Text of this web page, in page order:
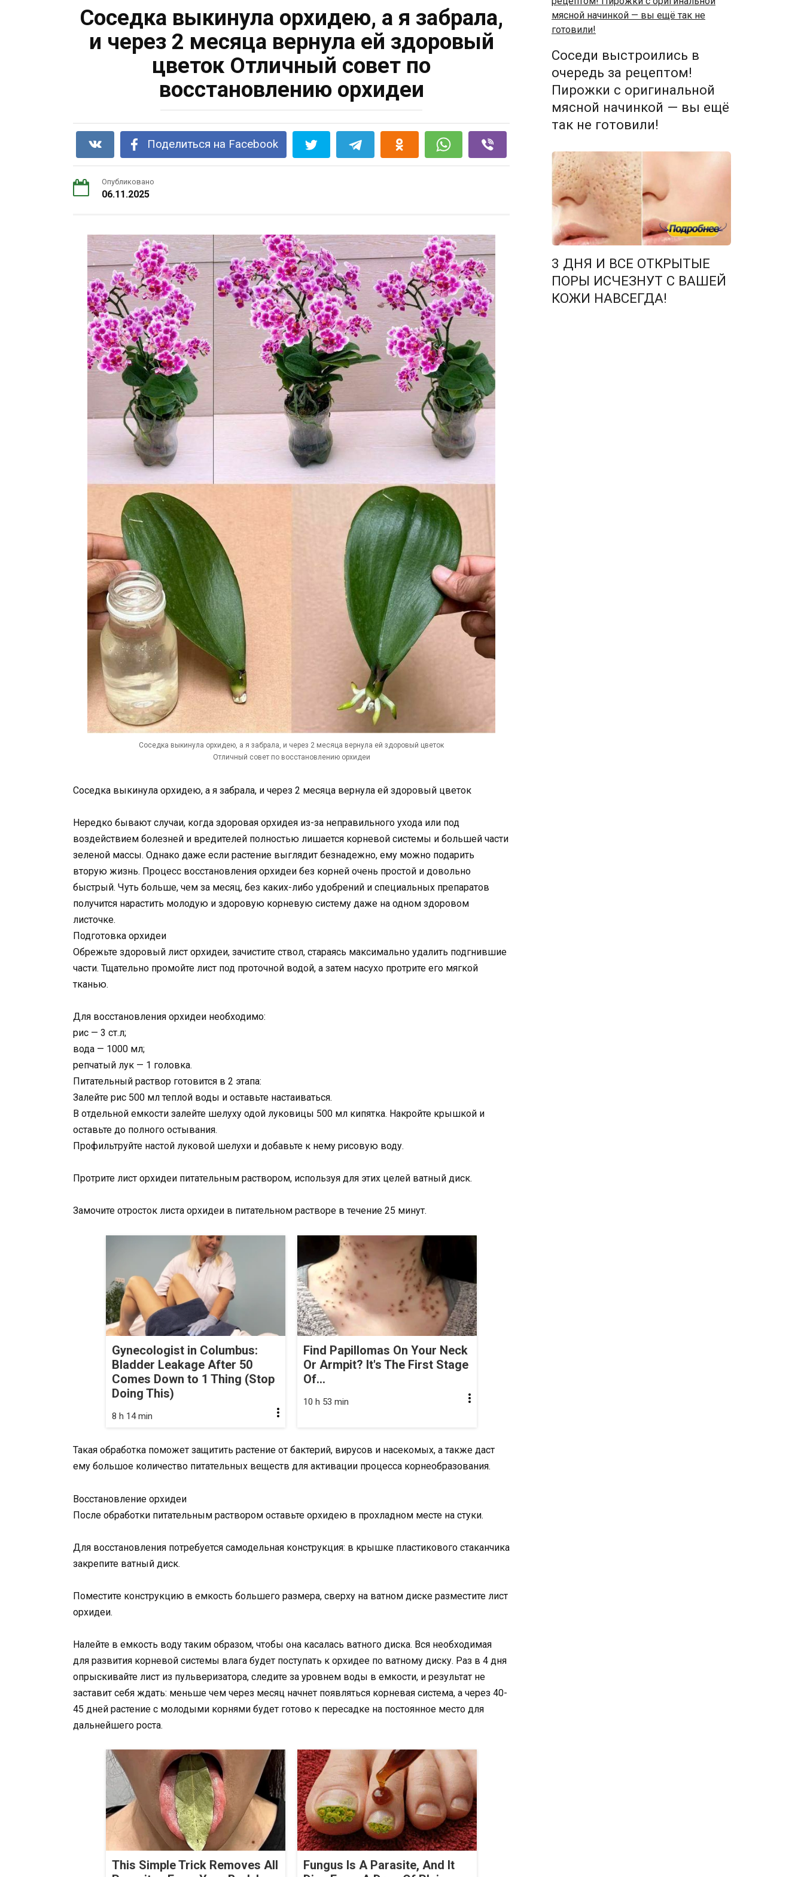
Соседка выкинула орхидею, а я забрала,
и через 2 месяца вернула ей здоровый
цветок Отличный совет по
восстановлению орхидеи
Поделиться на Facebook
Опубликовано
06.11.2025
Соседка выкинула орхидею, а я забрала, и через 2 месяца вернула ей здоровый цветок
Отличный совет по восстановлению орхидеи
Соседка выкинула орхидею, а я забрала, и через 2 месяца вернула ей здоровый цветок
Нередко бывают случаи, когда здоровая орхидея из-за неправильного ухода или под
воздействием болезней и вредителей полностью лишается корневой системы и большей части
зеленой массы. Однако даже если растение выглядит безнадежно, ему можно подарить
вторую жизнь. Процесс восстановления орхидеи без корней очень простой и довольно
быстрый. Чуть больше, чем за месяц, без каких-либо удобрений и специальных препаратов
получится нарастить молодую и здоровую корневую систему даже на одном здоровом
листочке.
Подготовка орхидеи
Обрежьте здоровый лист орхидеи, зачистите ствол, стараясь максимально удалить подгнившие
части. Тщательно промойте лист под проточной водой, а затем насухо протрите его мягкой
тканью.
Для восстановления орхидеи необходимо:
рис — 3 ст.л;
вода — 1000 мл;
репчатый лук — 1 головка.
Питательный раствор готовится в 2 этапа:
Залейте рис 500 мл теплой воды и оставьте настаиваться.
В отдельной емкости залейте шелуху одой луковицы 500 мл кипятка. Накройте крышкой и
оставьте до полного остывания.
Профильтруйте настой луковой шелухи и добавьте к нему рисовую воду.
Протрите лист орхидеи питательным раствором, используя для этих целей ватный диск.
Замочите отросток листа орхидеи в питательном растворе в течение 25 минут.
Gynecologist in Columbus:
Bladder Leakage After 50
Comes Down to 1 Thing (Stop
Doing This)
8 h 14 min
Find Papillomas On Your Neck
Or Armpit? It's The First Stage
Of...
10 h 53 min
Такая обработка поможет защитить растение от бактерий, вирусов и насекомых, а также даст
ему большое количество питательных веществ для активации процесса корнеобразования.
Восстановление орхидеи
После обработки питательным раствором оставьте орхидею в прохладном месте на стуки.
Для восстановления потребуется самодельная конструкция: в крышке пластикового стаканчика
закрепите ватный диск.
Поместите конструкцию в емкость большего размера, сверху на ватном диске разместите лист
орхидеи.
Налейте в емкость воду таким образом, чтобы она касалась ватного диска. Вся необходимая
для развития корневой системы влага будет поступать к орхидее по ватному диску. Раз в 4 дня
опрыскивайте лист из пульверизатора, следите за уровнем воды в емкости, и результат не
заставит себя ждать: меньше чем через месяц начнет появляться корневая система, а через 40-
45 дней растение с молодыми корнями будет готово к пересадке на постоянное место для
дальнейшего роста.
This Simple Trick Removes All
Fungus Is A Parasite, And It
Соседи выстроились в
очередь за рецептом!
Пирожки с оригинальной
мясной начинкой — вы ещё
так не готовили!
3 ДНЯ И ВСЕ ОТКРЫТЫЕ
ПОРЫ ИСЧЕЗНУТ С ВАШЕЙ
КОЖИ НАВСЕГДА!